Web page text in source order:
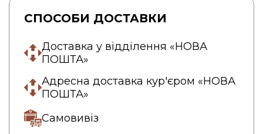
СПОСОБИ ДОСТАВКИ
Доставка у відділення «НОВА
ПОШТА»
Адресна доставка кур'єром «НОВА
ПОШТА»
Самовивіз